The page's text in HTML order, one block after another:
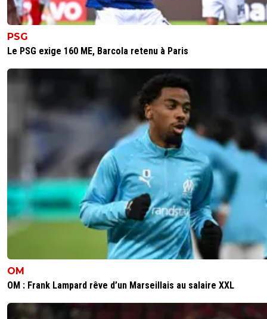
PSG
Le PSG exige 160 ME, Barcola retenu à Paris
OM
OM : Frank Lampard rêve d’un Marseillais au salaire XXL